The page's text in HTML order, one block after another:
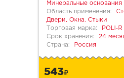
Минеральные основания
Область применения:
Двери, Окна, Стыки
Торговая марка:
POLI-R
Срок хранения:
24
Страна:
Россия
543